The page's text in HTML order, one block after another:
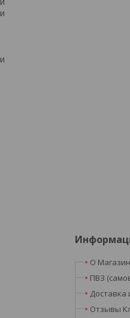
О
ПВЗ
Доставка
Отзывы